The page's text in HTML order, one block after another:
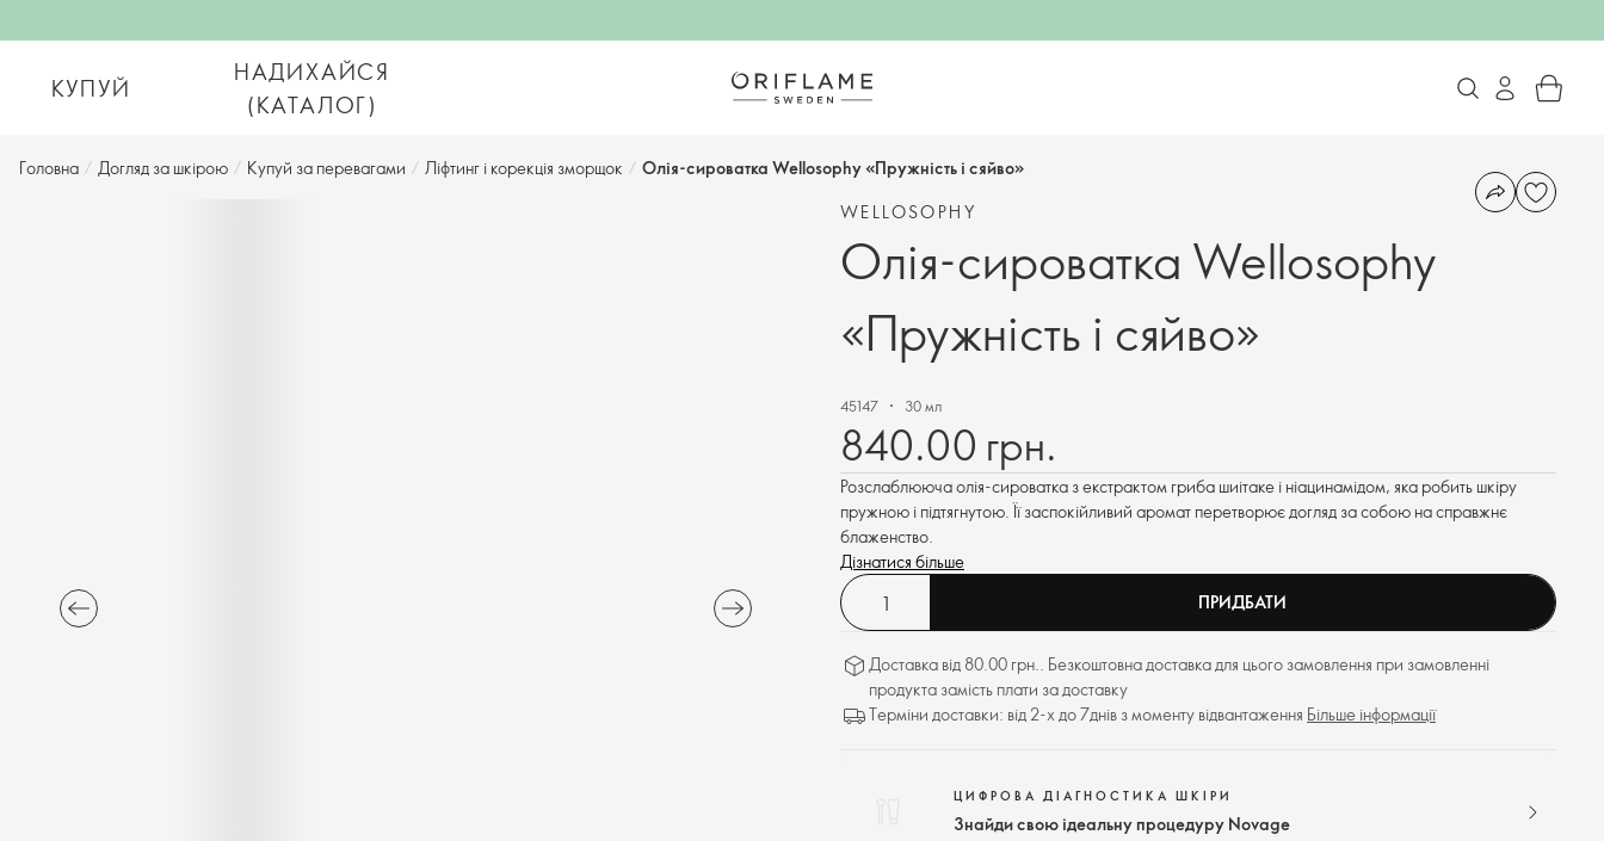
КУПУЙ
НАДИХАЙСЯ
(КАТАЛОГ)
Головна / Догляд за шкірою / Купуй за перевагами / Ліфтинг і корекція зморщок / Олія-сироватка Wellosophy «Пружність і сяйво»
WELLOSOPHY
Олія-сироватка Wellosophy
«Пружність і сяйво»
45147 30 мл
840.00 грн.
Розслаблююча олія-сироватка з екстрактом гриба шиітаке і ніацинамідом, яка робить шкіру
пружною і підтягнутою. Її заспокійливий аромат перетворює догляд за собою на справжнє
блаженство.
Дізнатися більше
ПРИДБАТИ
Доставка від 80.00 грн.. Безкоштовна доставка для цього замовлення при замовленні
продукта замість плати за доставку
Терміни доставки: від 2-х до 7днів з моменту відвантаження Більше інформації
ЦИФРОВА ДІАГНОСТИКА ШКІРИ
Знайди свою ідеальну процедуру Novage